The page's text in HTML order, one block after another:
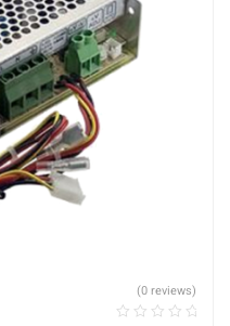
(0 reviews)